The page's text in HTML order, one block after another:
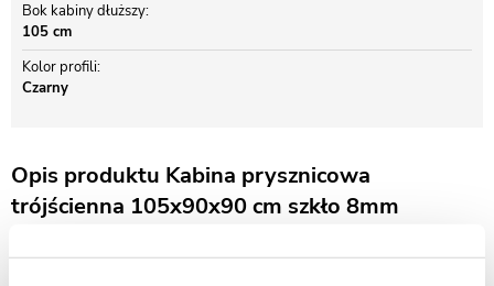
Bok kabiny dłuższy
105 cm
Kolor profili
Czarny
Opis produktu Kabina prysznicowa
trójścienna 105x90x90 cm szkło 8mm